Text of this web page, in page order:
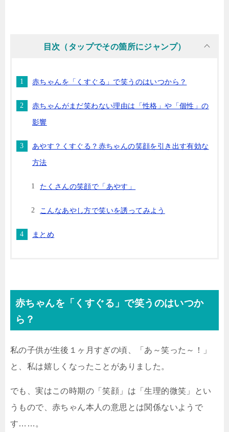
目次（タップでその箇所にジャンプ）
赤ちゃんを「くすぐる」で笑うのはいつから？
赤ちゃんがまだ笑わない理由は「性格」や「個性」の
影響
あやす？くすぐる？赤ちゃんの笑顔を引き出す有効な
方法
たくさんの笑顔で「あやす」
こんなあやし方で笑いを誘ってみよう
まとめ
赤ちゃんを「くすぐる」で笑うのはいつか
ら？
私の子供が生後１ヶ月すぎの頃、「あ～笑った～！」
と、私は嬉しくなったことがありました。
でも、実はこの時期の「笑顔」は「生理的微笑」とい
うもので、赤ちゃん本人の意思とは関係ないようで
す……。